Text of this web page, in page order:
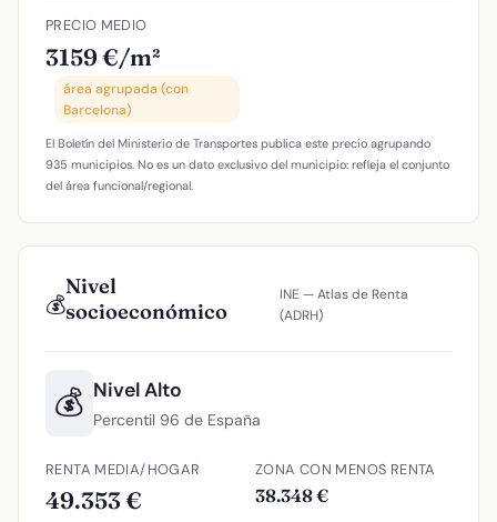
PRECIO MEDIO
3159 €/m²
área agrupada (con
Barcelona)
El Boletín del Ministerio de Transportes publica este precio agrupando
935 municipios. No es un dato exclusivo del municipio: refleja el conjunto
del área funcional/regional.
💰
Nivel
socioeconómico
INE — Atlas de Renta
(ADRH)
💰 Nivel Alto
Percentil 96 de España
RENTA MEDIA/HOGAR
49.353 €
ZONA CON MENOS RENTA
38.348 €